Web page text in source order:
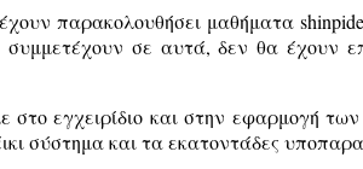
παρακολουθήσει μαθήματα
σε αυτά, δεν θα έχουν
εγχειρίδιο και στην εφαρμογή
σύστημα και τα εκατοντάδες